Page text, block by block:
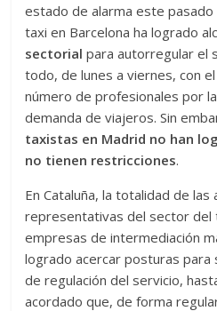
estado de alarma este
taxi en Barcelona ha logrado
sectorial para autorregular el
todo, de lunes a viernes, con
número de profesionales por
demanda de viajeros. Sin
taxistas en Madrid no han
no tienen restricciones.
En Cataluña, la totalidad de las
representativas del sector del
empresas de intermediación
logrado acercar posturas para
de regulación del servicio,
acordado que, de forma